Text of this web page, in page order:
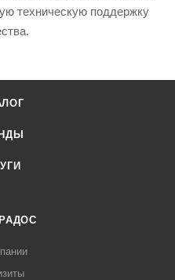
техническую поддержку